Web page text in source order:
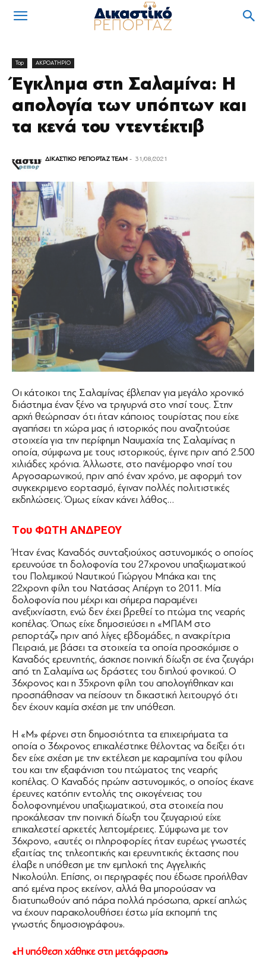
Top ΑΚΡΟΑΤΗΡΙΟ
Έγκλημα στη Σαλαμίνα: Η
απολογία των υπόπτων και
τα κενά του ντεντέκτιβ
ΔΙΚΑΣΤΙΚΟ ΡΕΠΟΡΤΑΖ TEAM - 31/08/2021
Οι κάτοικοι της Σαλαμίνας έβλεπαν για μεγάλο χρονικό
διάστημα έναν ξένο να τριγυρνά στο νησί τους. Στην
αρχή θεώρησαν ότι ήταν κάποιος τουρίστας που είχε
αγαπήσει τη χώρα μας ή ιστορικός που αναζητούσε
στοιχεία για την περίφημη Ναυμαχία της Σαλαμίνας η
οποία, σύμφωνα με τους ιστορικούς, έγινε πριν από 2.500
χιλιάδες χρόνια. Άλλωστε, στο πανέμορφο νησί του
Αργοσαρωνικού, πριν από έναν χρόνο, με αφορμή τον
συγκεκριμενο εορτασμό, έγιναν πολλές πολιτιστικές
εκδηλώσεις. Όμως είχαν κάνει λάθος…
Tου ΦΩΤΗ ΑΝ∆ΡΕΟΥ
Ήταν ένας Καναδός συνταξιούχος αστυνομικός ο οποίος
ερευνούσε τη δολοφονία του 27χρονου υπαξιωματικού
του Πολεμικού Ναυτικού Γιώργου Μπάκα και της
22χρονη φίλη του Νατάσας Απέργη το 2011. Μία
δολοφονία που μέχρι και σήμερα παραμένει
ανεξιχνίαστη, ενώ δεν έχει βρεθεί το πτώμα της νεαρής
κοπέλας. Όπως είχε δημοσιεύσει η «ΜΠΑΜ στο
ρεπορτάζ» πριν από λίγες εβδομάδες, η ανακρίτρια
Πειραιά, με βάσει τα στοιχεία τα οποία προσκόμισε ο
Καναδός ερευνητής, άσκησε ποινική δίωξη σε ένα ζευγάρι
από τη Σαλαμίνα ως δράστες του διπλού φονικού. Ο
36χρονος και η 35χρονη φίλη του απολογήθηκαν και
προσπάθησαν να πείσουν τη δικαστική λειτουργό ότι
δεν έχουν καμία σχέση με την υπόθεση.
Η «Μ» φέρνει στη δημοσιότητα τα επιχειρήματα τα
οποία ο 36χρονος επικαλέστηκε θέλοντας να δείξει ότι
δεν είχε σχέση με την εκτέλεση με καραμπίνα του φίλου
του και την εξαφάνιση του πτώματος της νεαρής
κοπέλας. Ο Καναδός πρώην αστυνομικός, ο οποίος έκανε
έρευνες κατόπιν εντολής της οικογένειας του
δολοφονημένου υπαξιωματικού, στα στοιχεία που
προκάλεσαν την ποινική δίωξη του ζευγαριού είχε
επικαλεστεί αρκετές λεπτομέρειες. Σύμφωνα με τον
36χρονο, «αυτές οι πληροφορίες ήταν ευρέως γνωστές
εξαιτίας της τηλεοπτικής και ερευνητικής έκτασης που
έλαβε η υπόθεση με την εμπλοκή της Αγγελικής
Νικολούλη. Επίσης, οι περιγραφές που έδωσε προήλθαν
από εμένα προς εκείνον, αλλά θα μπορούσαν να
διατυπωθούν από πάρα πολλά πρόσωπα, αρκεί απλώς
να έχουν παρακολουθήσει έστω μία εκπομπή της
γνωστής δημοσιογράφου».
«Η υπόθεση χάθηκε στη μετάφραση»